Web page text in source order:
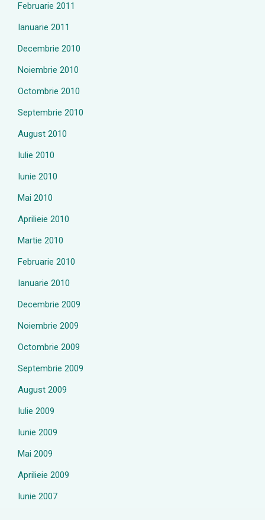
Februarie 2011
Ianuarie 2011
Decembrie 2010
Noiembrie 2010
Octombrie 2010
Septembrie 2010
August 2010
Iulie 2010
Iunie 2010
Mai 2010
Aprilieie 2010
Martie 2010
Februarie 2010
Ianuarie 2010
Decembrie 2009
Noiembrie 2009
Octombrie 2009
Septembrie 2009
August 2009
Iulie 2009
Iunie 2009
Mai 2009
Aprilieie 2009
Iunie 2007